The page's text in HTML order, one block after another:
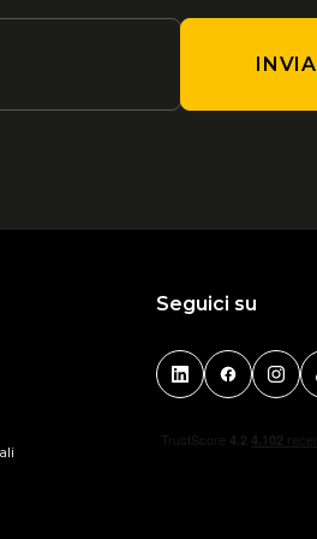
VIAGGI COBIANCHI SRL
AMICA NEL MONDO
Via Don Tosatto, 22
INVIA
Seguici su